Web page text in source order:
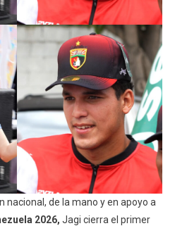
nacional, de la mano y en apoyo a
2026, Jagi cierra el primer